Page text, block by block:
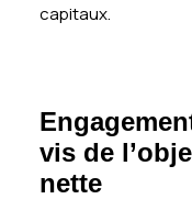
capitaux.
vis de
nette